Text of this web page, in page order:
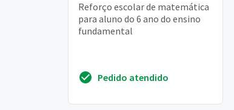
Reforço escolar de matemática
para aluno do 6 ano do ensino
fundamental
Pedido atendido